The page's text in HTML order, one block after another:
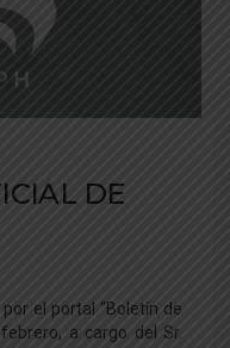
DE
el portal “Boletín de
a cargo del Sr.